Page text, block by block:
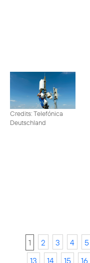
Credits: Telefónica
Deutschland
1 2 3 4 5
13
14 15 16